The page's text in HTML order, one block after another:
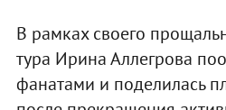
В рамках своего
тура Ирина Аллегрова
фанатами и поделилась